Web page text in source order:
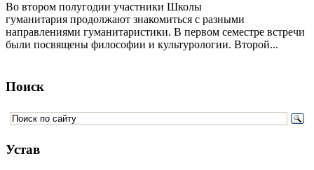
Во втором полугодии участники Школы
гуманитария продолжают знакомиться с разными
направлениями гуманитаристики. В первом семестре встречи
были посвящены философии и культурологии. Второй...
Поиск
Устав